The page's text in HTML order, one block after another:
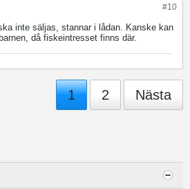
#10
inte säljas, stannar i lådan. Kanske kan
då fiskeintresset finns där.
1 2 Nästa